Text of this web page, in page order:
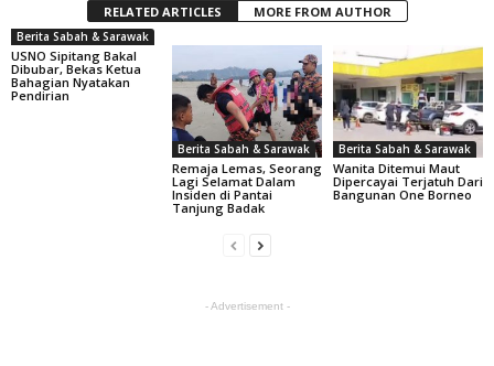
RELATED ARTICLES MORE FROM AUTHOR
Berita Sabah & Sarawak
USNO Sipitang Bakal
Dibubar, Bekas Ketua
Bahagian Nyatakan
Pendirian
Berita Sabah & Sarawak
Remaja Lemas, Seorang
Lagi Selamat Dalam
Insiden di Pantai
Tanjung Badak
Berita Sabah & Sarawak
Wanita Ditemui Maut
Dipercayai Terjatuh Dari
Bangunan One Borneo
- Advertisement -